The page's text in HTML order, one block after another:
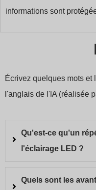
informations sont
Écrivez quelques mots et
l'anglais de l'IA (réalisée
Qu'est-ce qu'un
l'éclairage LED ?
Quels sont les